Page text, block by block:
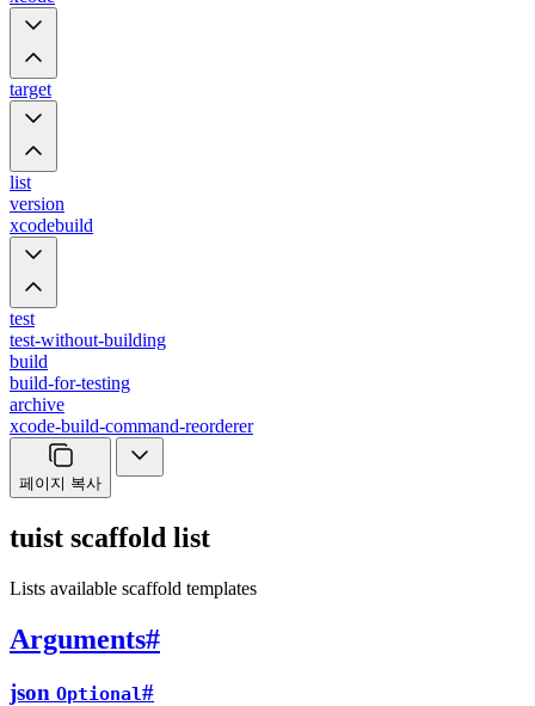
target
list
version
xcodebuild
test
test-without-building
build
build-for-testing
archive
xcode-build-command-reorderer
페이지 복사
tuist scaffold list
Lists available scaffold templates
Arguments#
json Optional#